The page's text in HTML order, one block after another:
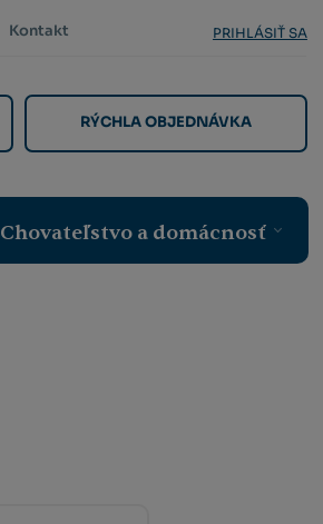
Kontakt PRIHLÁSIŤ SA
RÝCHLA OBJEDNÁVKA
Chovateľstvo a domácnosť